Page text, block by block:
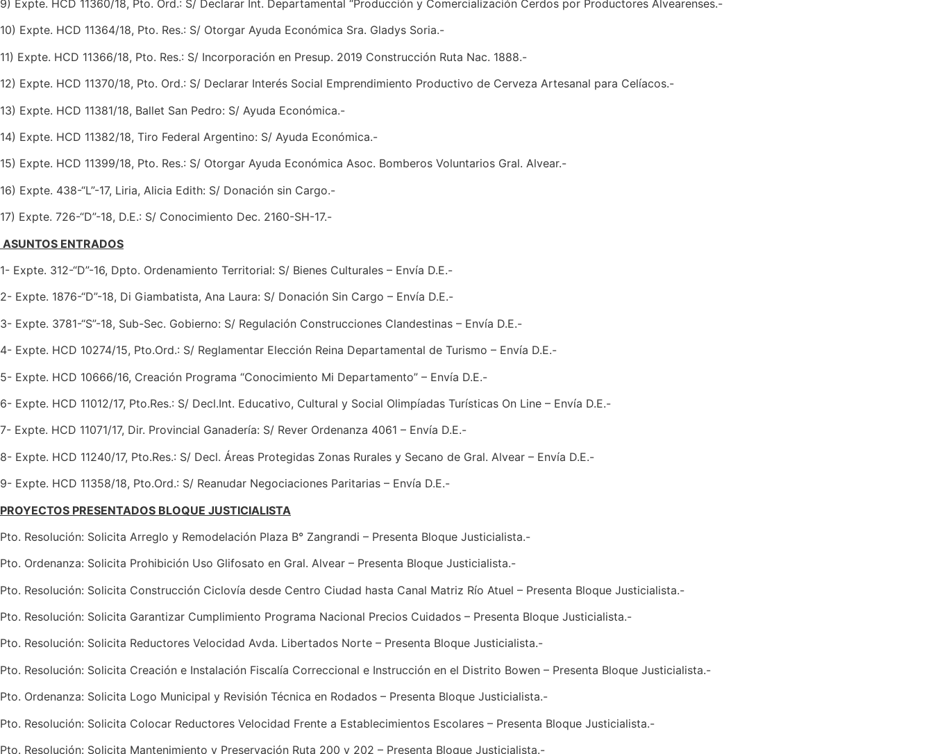
9) Expte. HCD 11360/18, Pto. Ord.: S/ Declarar Int. Departamental “Producción y Comercialización Cerdos por Productores Alvearenses.-
10) Expte. HCD 11364/18, Pto. Res.: S/ Otorgar Ayuda Económica Sra. Gladys Soria.-
11) Expte. HCD 11366/18, Pto. Res.: S/ Incorporación en Presup. 2019 Construcción Ruta Nac. 1888.-
12) Expte. HCD 11370/18, Pto. Ord.: S/ Declarar Interés Social Emprendimiento Productivo de Cerveza Artesanal para Celíacos.-
13) Expte. HCD 11381/18, Ballet San Pedro: S/ Ayuda Económica.-
14) Expte. HCD 11382/18, Tiro Federal Argentino: S/ Ayuda Económica.-
15) Expte. HCD 11399/18, Pto. Res.: S/ Otorgar Ayuda Económica Asoc. Bomberos Voluntarios Gral. Alvear.-
16) Expte. 438-“L”-17, Liria, Alicia Edith: S/ Donación sin Cargo.-
17) Expte. 726-“D”-18, D.E.: S/ Conocimiento Dec. 2160-SH-17.-
ASUNTOS ENTRADOS
1- Expte. 312-“D”-16, Dpto. Ordenamiento Territorial: S/ Bienes Culturales – Envía D.E.-
2- Expte. 1876-“D”-18, Di Giambatista, Ana Laura: S/ Donación Sin Cargo – Envía D.E.-
3- Expte. 3781-“S”-18, Sub-Sec. Gobierno: S/ Regulación Construcciones Clandestinas – Envía D.E.-
4- Expte. HCD 10274/15, Pto.Ord.: S/ Reglamentar Elección Reina Departamental de Turismo – Envía D.E.-
5- Expte. HCD 10666/16, Creación Programa “Conocimiento Mi Departamento” – Envía D.E.-
6- Expte. HCD 11012/17, Pto.Res.: S/ Decl.Int. Educativo, Cultural y Social Olimpíadas Turísticas On Line – Envía D.E.-
7- Expte. HCD 11071/17, Dir. Provincial Ganadería: S/ Rever Ordenanza 4061 – Envía D.E.-
8- Expte. HCD 11240/17, Pto.Res.: S/ Decl. Áreas Protegidas Zonas Rurales y Secano de Gral. Alvear – Envía D.E.-
9- Expte. HCD 11358/18, Pto.Ord.: S/ Reanudar Negociaciones Paritarias – Envía D.E.-
PROYECTOS PRESENTADOS BLOQUE JUSTICIALISTA
Pto. Resolución: Solicita Arreglo y Remodelación Plaza B° Zangrandi – Presenta Bloque Justicialista.-
Pto. Ordenanza: Solicita Prohibición Uso Glifosato en Gral. Alvear – Presenta Bloque Justicialista.-
Pto. Resolución: Solicita Construcción Ciclovía desde Centro Ciudad hasta Canal Matriz Río Atuel – Presenta Bloque Justicialista.-
Pto. Resolución: Solicita Garantizar Cumplimiento Programa Nacional Precios Cuidados – Presenta Bloque Justicialista.-
Pto. Resolución: Solicita Reductores Velocidad Avda. Libertados Norte – Presenta Bloque Justicialista.-
Pto. Resolución: Solicita Creación e Instalación Fiscalía Correccional e Instrucción en el Distrito Bowen – Presenta Bloque Justicialista.-
Pto. Ordenanza: Solicita Logo Municipal y Revisión Técnica en Rodados – Presenta Bloque Justicialista.-
Pto. Resolución: Solicita Colocar Reductores Velocidad Frente a Establecimientos Escolares – Presenta Bloque Justicialista.-
Pto. Resolución: Solicita Mantenimiento y Preservación Ruta 200 y 202 – Presenta Bloque Justicialista.-